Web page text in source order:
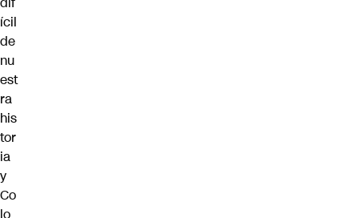
ícil
de
nu
est
ra
his
tor
ia
y
Co
lo